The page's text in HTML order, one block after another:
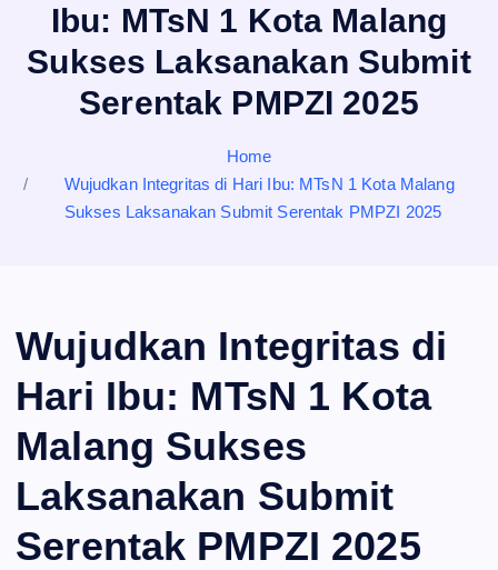
Ibu: MTsN 1 Kota Malang
Sukses Laksanakan Submit
Serentak PMPZI 2025
Home
Wujudkan Integritas di Hari Ibu: MTsN 1 Kota Malang
Sukses Laksanakan Submit Serentak PMPZI 2025
Wujudkan Integritas di
Hari Ibu: MTsN 1 Kota
Malang Sukses
Laksanakan Submit
Serentak PMPZI 2025